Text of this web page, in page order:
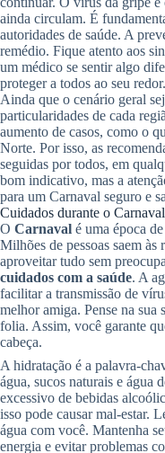
ainda circulam. É
autoridades de saúde. A
remédio. Fique atento aos
um médico se sentir algo
proteger a todos ao seu redor.
Ainda que o cenário geral
particularidades de cada
aumento de casos, como o
Norte. Por isso, as
seguidas por todos, em
bom indicativo, mas a
para um Carnaval seguro e
Cuidados durante o Carnaval
O Carnaval é uma época
Milhões de pessoas saem às
aproveitar tudo sem
cuidados com a saúde. A
facilitar a transmissão de
melhor amiga. Pense na sua
folia. Assim, você garante
cabeça.
A hidratação é a palavra-
água, sucos naturais e água
excessivo de bebidas
isso pode causar mal-estar.
água com você. Mantenha
energia e evitar problemas